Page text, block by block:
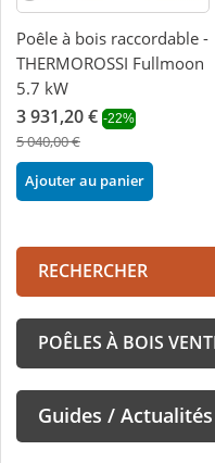
Poêle à bois raccordable -
THERMOROSSI Fullmoon
5.7 kW
3 931,20 € -22%
5 040,00 €
Ajouter au panier
RECHERCHER
POÊLES À BOIS
Guides / Actualités